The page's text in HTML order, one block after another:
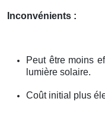
Inconvénients :
Peut être moins
lumière solaire.
Coût initial plus